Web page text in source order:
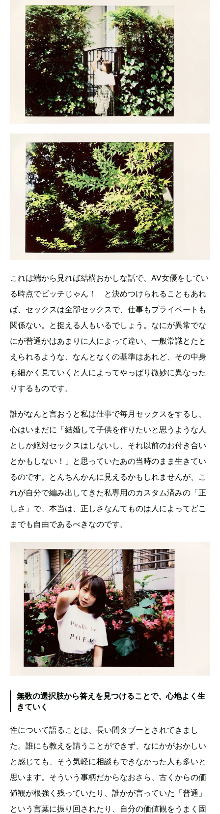
これは端から見れば結構おかしな話で、AV女優をしてい
る時点でビッチじゃん！ と決めつけられることもあれ
ば、セックスは全部セックスで、仕事もプライベートも
関係ない。と捉える人もいるでしょう。なにが異常でな
にが普通かはあまりに人によって違い、一般常識とたと
えられるような、なんとなくの基準はあれど、その中身
も細かく見ていくと人によってやっぱり微妙に異なった
りするものです。
誰がなんと言おうと私は仕事で毎月セックスをするし、
心はいまだに「結婚して子供を作りたいと思うような人
としか絶対セックスはしないし、それ以前のお付き合い
とかもしない！」と思っていたあの当時のまま生きてい
るのです。とんちんかんに見えるかもしれませんが、こ
れが自分で編み出してきた私専用のカスタム済みの「正
しさ」で、本当は、正しさなんてものは人によってどこ
までも自由であるべきなのです。
無数の選択肢から答えを見つけることで、心地よく生
きていく
性について語ることは、長い間タブーとされてきまし
た。誰にも教えを請うことができず、なにかがおかしい
と感じても、そう気軽に相談もできなかった人も多いと
思います。そういう事柄だからなおさら、古くからの価
値観が根強く残っていたり、誰かが言っていた「普通」
という言葉に振り回されたり、自分の価値観をうまく固